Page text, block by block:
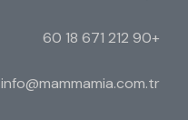
+90 212 671 18 60
info@mammamia.com.tr